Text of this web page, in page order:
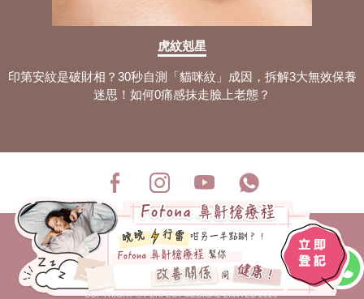
眠枕選購攻略分享！
4大止鼾運動訓練步驟！
鼻塞耳塞解決：自測8大常見的症狀+專
業診斷與治療方案公開！
鼻息肉會自己好嗎？拆解12大鼻息肉問
題常見的症狀+治療方式！
鼻鼾聲好大？全面了解4大鼻鼾生成原因
+專業與日常止鼻鼾方法！
洗鼻壺最全攻略：拆分7大應用過程+產
品特點與好處解析！
虎紋剋星
印第安紋是破財相？30秒自測「貓咪紋」成因，拆解3大無效保養
迷思！如何0痛感抹走臉上老態？
免責條款 私隱政策 企業簡介 投資者關係
人材招募
COPYRIGHT © PERFECT MEDICAL LIMITED 2026